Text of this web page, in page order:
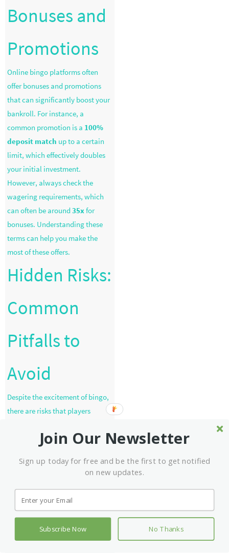
Bonuses and
Promotions
Online bingo platforms often
offer bonuses and promotions
that can significantly boost your
bankroll. For instance, a
common promotion is a 100%
deposit match up to a certain
limit, which effectively doubles
your initial investment.
However, always check the
wagering requirements, which
can often be around35xfor
bonuses. Understanding these
terms can help you make the
most of these offers.
Hidden Risks:
Common
Pitfalls to
Avoid
Despite the excitement of bingo,
there are risks that players
Chasing Losses:This can lead
Underestimating Odds: Failing
Ignoring Terms and
Conditions:
Always read the fine
Join Our Newsletter
Sign up today for free and be the first to get notified
on new updates.
Subscribe Now No Thanks